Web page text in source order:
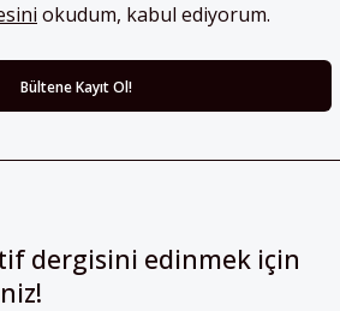
okudum, kabul ediyorum.
dergisini edinmek için